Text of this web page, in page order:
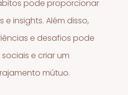
pode proporcionar
insights. Além disso,
e desafios pode
e criar um
mútuo.